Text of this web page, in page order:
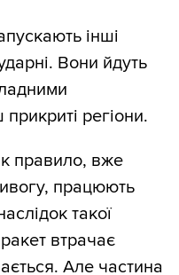
інші
Вони йдуть
регіони.
правило, вже
працюють
такої
ракет втрачає
Але частина